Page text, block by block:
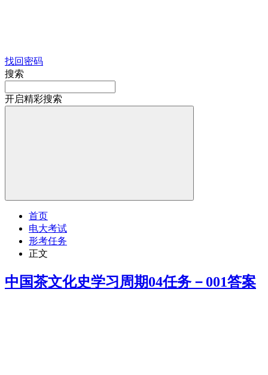
找回密码
搜索
开启精彩搜索
首页
电大考试
形考任务
正文
中国茶文化史学习周期04任务－001答案